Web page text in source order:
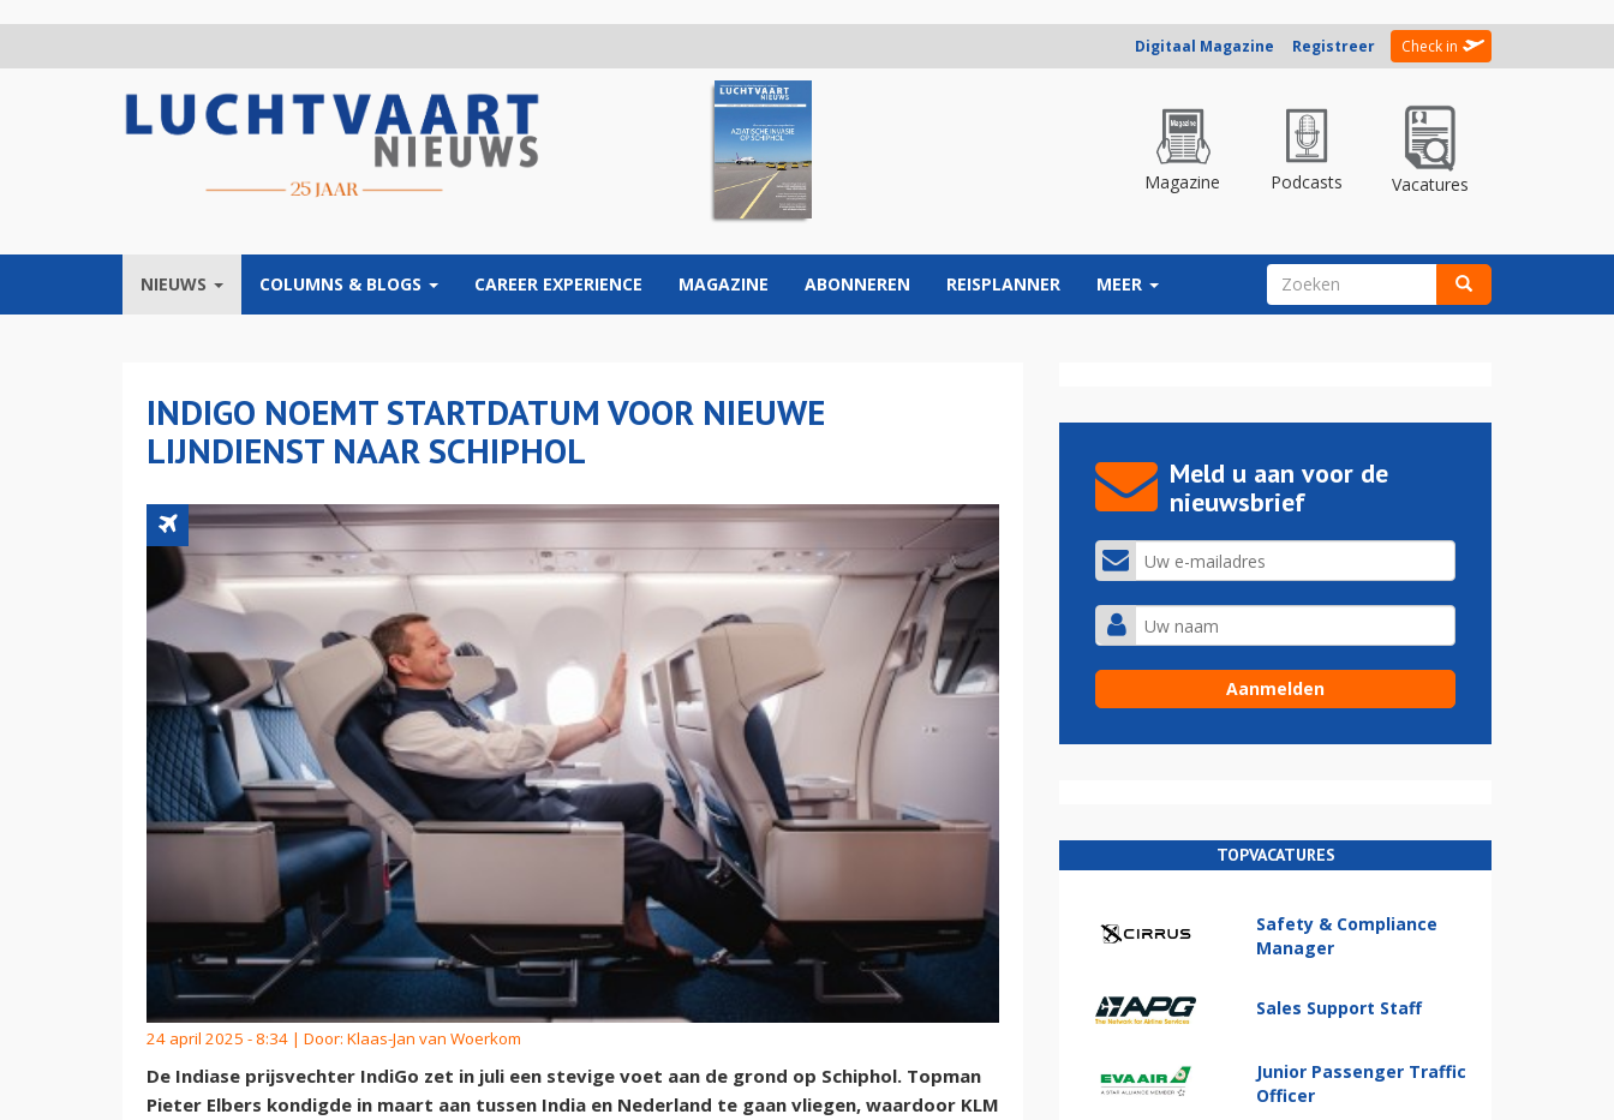
Digitaal Magazine Registreer Check in
Magazine Podcasts Vacatures
NIEUWS COLUMNS & BLOGS CAREER EXPERIENCE MAGAZINE ABONNEREN REISPLANNER MEER ZOEKVELD
INDIGO NOEMT STARTDATUM VOOR NIEUWE
LIJNDIENST NAAR SCHIPHOL
24 april 2025 - 8:34 | Door: Klaas-Jan van Woerkom
De Indiase prijsvechter IndiGo zet in juli een stevige voet aan de grond op Schiphol. Topman
Pieter Elbers kondigde in maart aan tussen India en Nederland te gaan vliegen, waardoor KLM
Meld u aan voor de
nieuwsbrief
TOPVACATURES
Safety & Compliance
Manager
Sales Support Staff
Junior Passenger Traffic
Officer